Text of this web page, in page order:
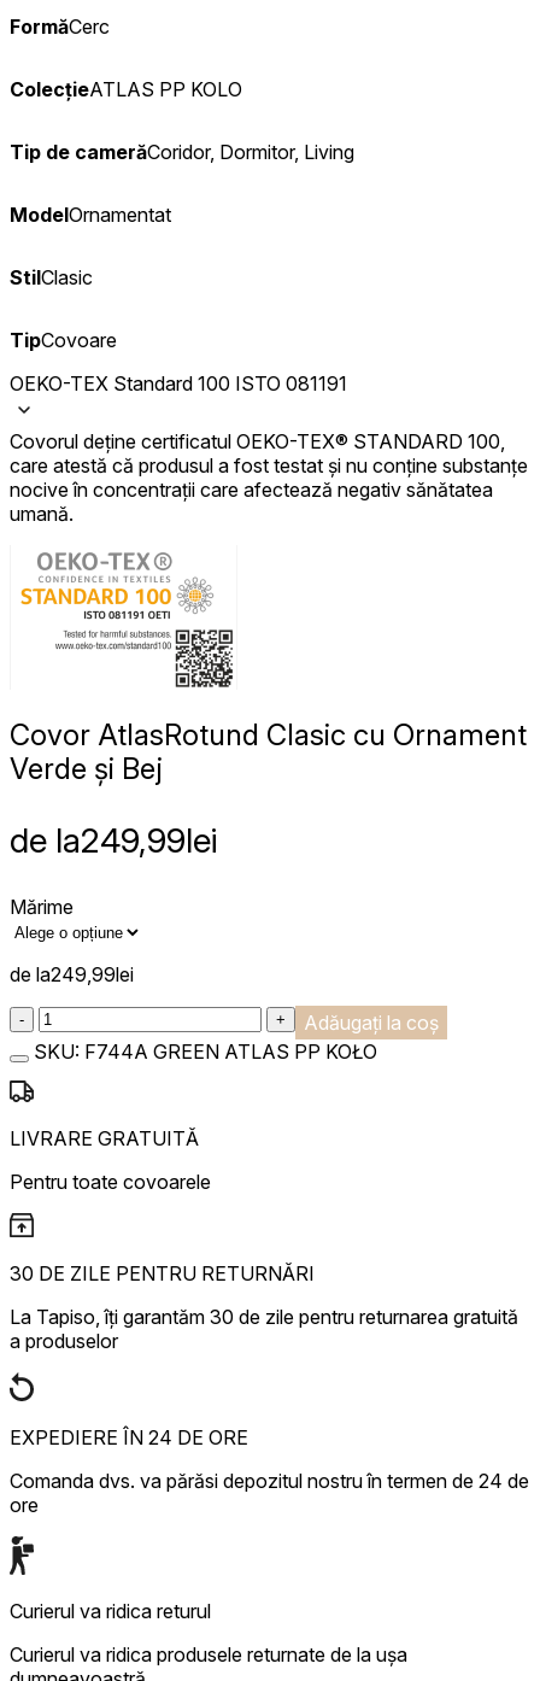
FormăCerc
ColecțieATLAS PP KOLO
Tip de camerăCoridor, Dormitor, Living
ModelOrnamentat
StilClasic
TipCovoare
OEKO-TEX Standard 100 ISTO 081191
Covorul deține certificatul OEKO-TEX® STANDARD 100,
care atestă că produsul a fost testat și nu conține substanțe
nocive în concentrații care afectează negativ sănătatea
umană.
Covor AtlasRotund Clasic cu Ornament
Verde și Bej
de la249,99lei
Mărime
de la249,99lei
:product_name quantity
- +
Adăugați la coș
SKU: F744A GREEN ATLAS PP KOŁO
LIVRARE GRATUITĂ
Pentru toate covoarele
30 DE ZILE PENTRU RETURNĂRI
La Tapiso, îți garantăm 30 de zile pentru returnarea gratuită
a produselor
EXPEDIERE ÎN 24 DE ORE
Comanda dvs. va părăsi depozitul nostru în termen de 24 de
ore
Curierul va ridica returul
Curierul va ridica produsele returnate de la ușa